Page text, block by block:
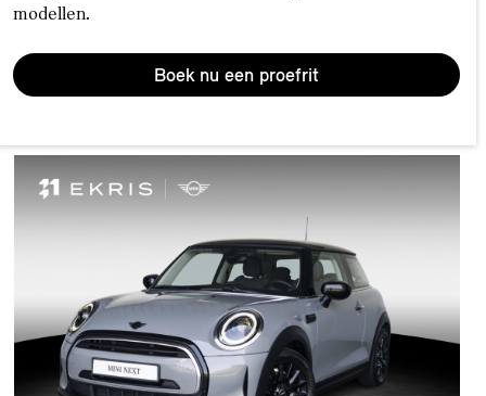
modellen.
Boek nu een proefrit